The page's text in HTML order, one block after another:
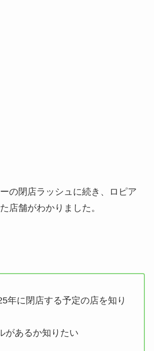
の閉店ラッシュに続き、ロピア
店舗がわかりました。
年に閉店する予定の店を知り
があるか知りたい